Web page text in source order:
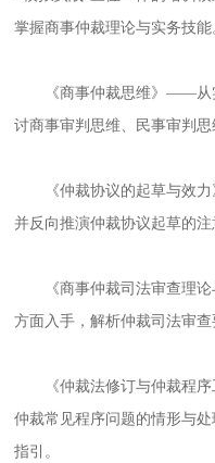
掌握商事仲裁理论与实务技能
《商事仲裁思维》——从
讨商事审判思维、民事审判思
《仲裁协议的起草与效
并反向推演仲裁协议起草的注
《商事仲裁司法审查理
方面入手，解析仲裁司法审查
《仲裁法修订与仲裁程
仲裁常见程序问题的情形与
指引。